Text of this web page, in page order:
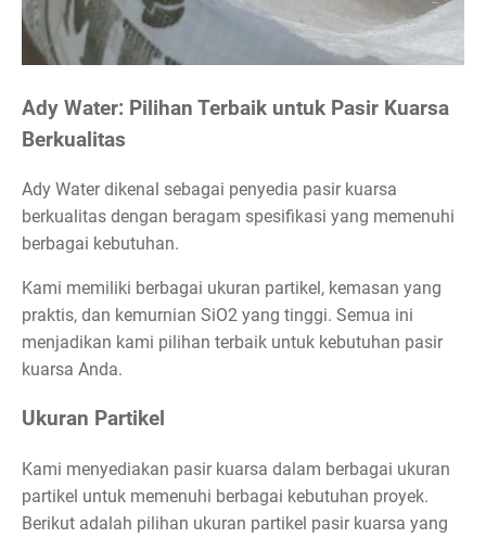
Ady Water: Pilihan Terbaik untuk Pasir Kuarsa
Berkualitas
Ady Water dikenal sebagai penyedia pasir kuarsa
berkualitas dengan beragam spesifikasi yang memenuhi
berbagai kebutuhan.
Kami memiliki berbagai ukuran partikel, kemasan yang
praktis, dan kemurnian SiO2 yang tinggi. Semua ini
menjadikan kami pilihan terbaik untuk kebutuhan pasir
kuarsa Anda.
Ukuran Partikel
Kami menyediakan pasir kuarsa dalam berbagai ukuran
partikel untuk memenuhi berbagai kebutuhan proyek.
Berikut adalah pilihan ukuran partikel pasir kuarsa yang